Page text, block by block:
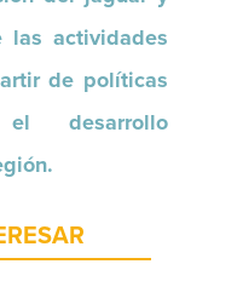
las actividades
de políticas
desarrollo